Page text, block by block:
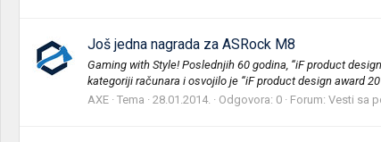
Još jedna nagrada za ASRock M8
Gaming with Style! Poslednjih 60 godina, “iF product
kategoriji računara i osvojilo je “iF product design award
AXE Tema 28.01.2014. Odgovora: 0 Forum: Vesti sa